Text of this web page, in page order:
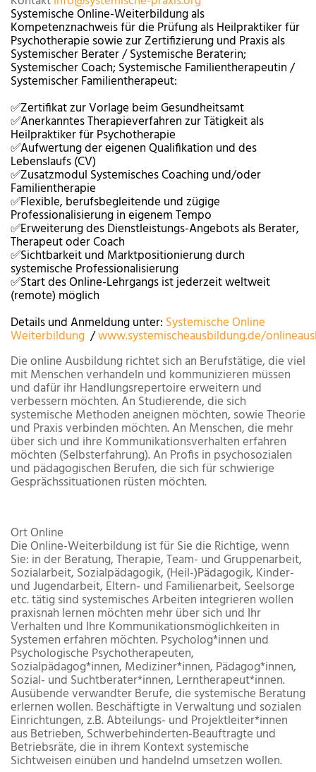
Systemische Online-Weiterbildung als
Kompetenznachweis für die Prüfung als Heilpraktiker für
Psychotherapie sowie zur Zertifizierung und Praxis als
Systemischer Berater / Systemische Beraterin;
Systemischer Coach; Systemische Familientherapeutin /
Systemischer Familientherapeut:
✅Zertifikat zur Vorlage beim Gesundheitsamt
✅Anerkanntes Therapieverfahren zur Tätigkeit als
Heilpraktiker für Psychotherapie
✅Aufwertung der eigenen Qualifikation und des
Lebenslaufs (CV)
✅Zusatzmodul Systemisches Coaching und/oder
Familientherapie
✅Flexible, berufsbegleitende und zügige
Professionalisierung in eigenem Tempo
✅Erweiterung des Dienstleistungs-Angebots als Berater,
Therapeut oder Coach
✅Sichtbarkeit und Marktpositionierung durch
systemische Professionalisierung
✅Start des Online-Lehrgangs ist jederzeit weltweit
(remote) möglich
Details und Anmeldung unter: Systemische Online
Weiterbildung /www.systemischeausbildung.de/
Die online Ausbildung richtet sich an Berufstätige, die viel
mit Menschen verhandeln und kommunizieren müssen
und dafür ihr Handlungsrepertoire erweitern und
verbessern möchten. An Studierende, die sich
systemische Methoden aneignen möchten, sowie Theorie
und Praxis verbinden möchten. An Menschen, die mehr
über sich und ihre Kommunikationsverhalten erfahren
möchten (Selbsterfahrung). An Profis in psychosozialen
und pädagogischen Berufen, die sich für schwierige
Gesprächssituationen rüsten möchten.
OrtOnline
Die Online-Weiterbildung ist für Sie die Richtige, wenn
Sie: in der Beratung, Therapie, Team- und Gruppenarbeit,
Sozialarbeit, Sozialpädagogik, (Heil-)Pädagogik, Kinder-
und Jugendarbeit, Eltern- und Familienarbeit, Seelsorge
etc. tätig sind systemisches Arbeiten integrieren wollen
praxisnah lernen möchten mehr über sich und Ihr
Verhalten und Ihre Kommunikationsmöglichkeiten in
Systemen erfahren möchten. Psycholog*innen und
Psychologische Psychotherapeuten,
Sozialpädagog*innen, Mediziner*innen, Pädagog*innen,
Sozial- und Suchtberater*innen, Lerntherapeut*innen.
Ausübende verwandter Berufe, die systemische Beratung
erlernen wollen. Beschäftigte in Verwaltung und sozialen
Einrichtungen, z.B. Abteilungs- und Projektleiter*innen
aus Betrieben, Schwerbehinderten-Beauftragte und
Betriebsräte, die in ihrem Kontext systemische
Sichtweisen einüben und handelnd umsetzen wollen.